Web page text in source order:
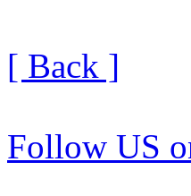
[ Back ]
Follow US